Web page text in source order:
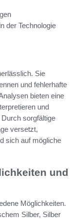
der Technologie
Sie
und fehlerhafte
bieten eine
und
sorgfältige
versetzt,
sich auf mögliche
und
Möglichkeiten.
Silber, Silber